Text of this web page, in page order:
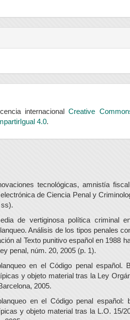
internacionalCreative
4.0.
tecnológicas, amnistía
de Ciencia Penal y
de vertiginosa política criminal
Análisis de los tipos penales
al Texto punitivo español en 1988
penal, núm. 20, 2005 (p. 1).
en el Código penal español.
y objeto material tras la Ley
2005.
en el Código penal español:
y objeto material tras la L.O. 15/